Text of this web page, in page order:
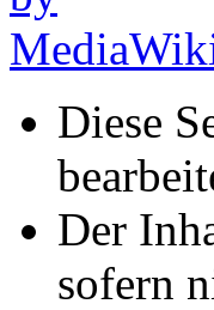
Diese
Der
sofern